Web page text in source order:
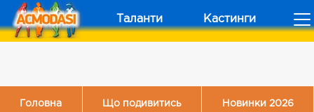
Таланти Кастинги
Головна Що подивитись Новинки 2026